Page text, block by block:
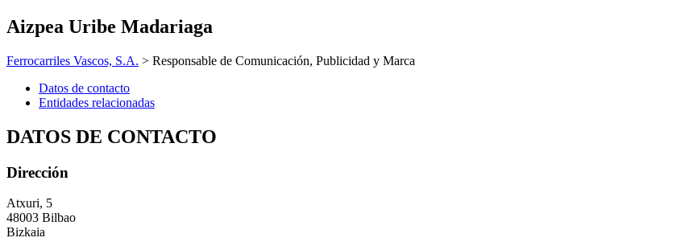
Aizpea Uribe Madariaga
Ferrocarriles Vascos, S.A. > Responsable de Comunicación, Publicidad y Marca
Datos de contacto
Entidades relacionadas
DATOS DE CONTACTO
Dirección
Atxuri, 5
48003 Bilbao
Bizkaia